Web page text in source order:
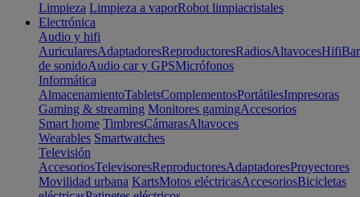
Limpieza Limpieza a vaporRobot limpiacristales
Electrónica
Audio y hifi
AuricularesAdaptadoresReproductoresRadiosAltavocesHifi
de sonidoAudio car y GPSMicrófonos
Informática
AlmacenamientoTabletsComplementosPortátilesImpresoras
Gaming & streaming Monitores gamingAccesorios
Smart home TimbresCámarasAltavoces
Wearables Smartwatches
Televisión
AccesoriosTelevisoresReproductoresAdaptadoresProyectores
Movilidad urbana KartsMotos eléctricasAccesoriosBicicletas